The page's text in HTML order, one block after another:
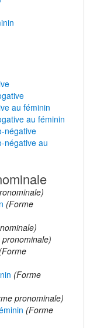
au féminin
au féminin
négative
négative au
(Forme
(Forme
(Forme
pronominale)
(Forme